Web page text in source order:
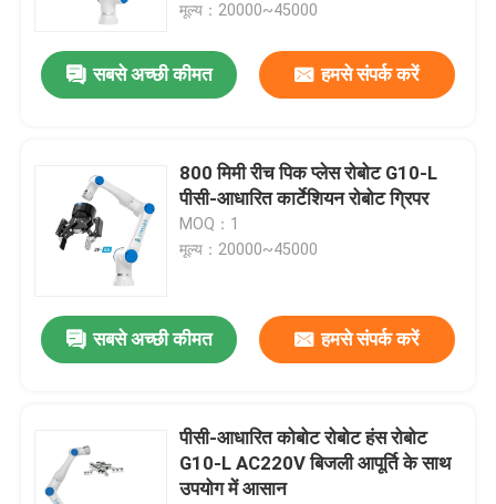
मूल्य：20000~45000
सबसे अच्छी कीमत हमसे संपर्क करें
800 मिमी रीच पिक प्लेस रोबोट G10-L
पीसी-आधारित कार्टेशियन रोबोट ग्रिपर
MOQ：1
मूल्य：20000~45000
सबसे अच्छी कीमत हमसे संपर्क करें
पीसी-आधारित कोबोट रोबोट हंस रोबोट
G10-L AC220V बिजली आपूर्ति के साथ
उपयोग में आसान